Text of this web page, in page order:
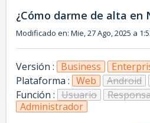
¿Cómo darme de alta en
Modificado en: Mie, 27 Ago, 2025 a
Versión : Business
Plataforma : Web Android
Función : Usuario
Administrador